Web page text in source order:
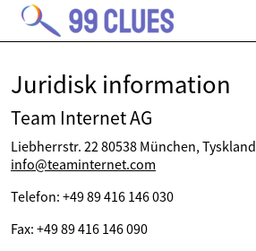
Juridisk information
Team Internet AG
Liebherrstr. 22 80538 München, Tyskland
info@teaminternet.com
Telefon: +49 89 416 146 030
Fax: +49 89 416 146 090